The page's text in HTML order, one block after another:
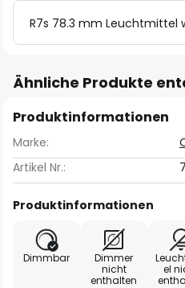
R7s 78.3 mm Leuchtmittel
Ähnliche Produkte
Produktinformationen
Marke:
Artikel Nr.:
Produktinformationen
Dimmbar
Dimmer
nicht
enthalten
el